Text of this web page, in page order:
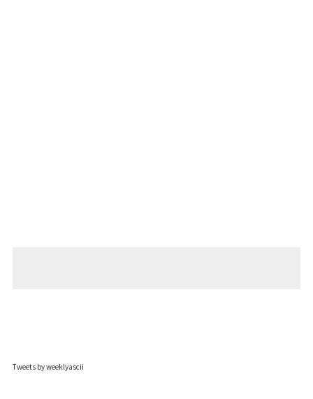
Tweets by weeklyascii